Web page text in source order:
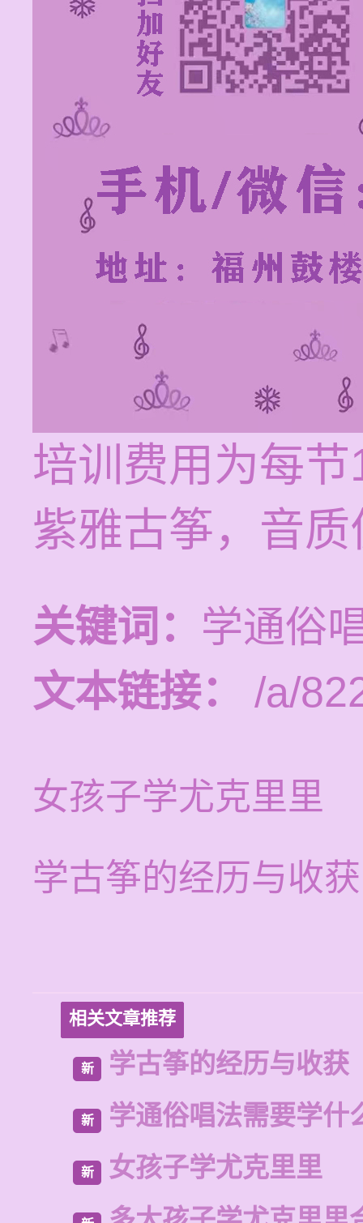
培训费用为每
紫雅古筝，音
关键词： 学通俗
文本链接：
/a/
女孩子学尤克里里
学古筝的经历与收获
相关文章推荐
新 学古筝的经历与收获
新 学通俗唱法需要学什
新 女孩子学尤克里里